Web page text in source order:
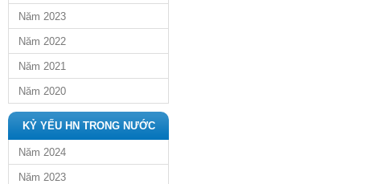
Năm 2023
Năm 2022
Năm 2021
Năm 2020
KỶ YẾU HN TRONG NƯỚC
Năm 2024
Năm 2023